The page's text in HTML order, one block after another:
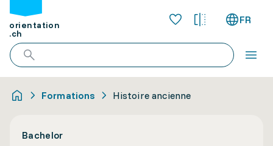
orientation
.ch
FR
Formations Histoire ancienne
Bachelor